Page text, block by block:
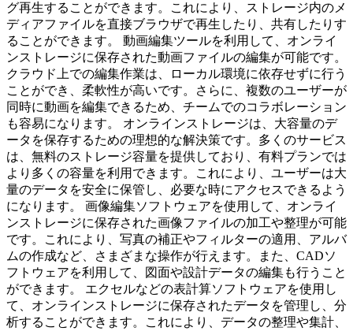
グ再生することができます。これにより、ストレージ内のメ
ディアファイルを直接ブラウザで再生したり、共有したりす
ることができます。 動画編集ツールを利用して、オンライ
ンストレージに保存された動画ファイルの編集が可能です。
クラウド上での編集作業は、ローカル環境に依存せずに行う
ことができ、柔軟性が高いです。さらに、複数のユーザーが
同時に動画を編集できるため、チームでのコラボレーション
も容易になります。 オンラインストレージは、大容量のデ
ータを保存するための理想的な解決策です。多くのサービス
は、無料のストレージ容量を提供しており、有料プランでは
より多くの容量を利用できます。これにより、ユーザーは大
量のデータを安全に保管し、必要な時にアクセスできるよう
になります。 画像編集ソフトウェアを使用して、オンライ
ンストレージに保存された画像ファイルの加工や整理が可能
です。これにより、写真の補正やフィルターの適用、アルバ
ムの作成など、さまざまな操作が行えます。また、CADソ
フトウェアを利用して、図面や設計データの編集も行うこと
ができます。 エクセルなどの表計算ソフトウェアを使用し
て、オンラインストレージに保存されたデータを管理し、分
析することができます。これにより、データの整理や集計、